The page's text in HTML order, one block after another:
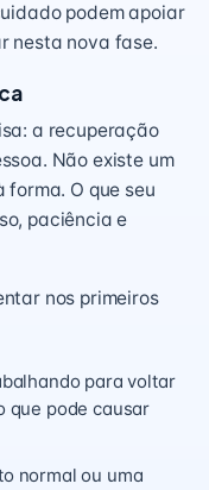
podem apoiar
nesta nova fase.
a recuperação
Não existe um
O que seu
paciência e
nos primeiros
para voltar
que pode causar
normal ou uma